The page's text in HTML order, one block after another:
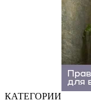
КАТЕГОРИИ